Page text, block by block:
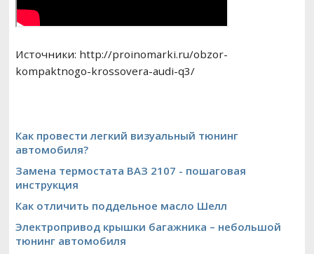
Источники: http://proinomarki.ru/obzor-
kompaktnogo-krossovera-audi-q3/
Как провести легкий визуальный тюнинг
автомобиля?
Замена термостата ВАЗ 2107 - пошаговая
инструкция
Как отличить поддельное масло Шелл
Электропривод крышки багажника – небольшой
тюнинг автомобиля